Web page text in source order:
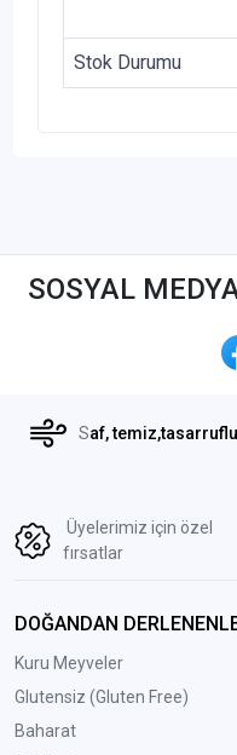
Stok Durumu
SOSYAL
Saf, temiz,tasarruflu
Üyelerimiz için özel
fırsatlar
DOĞANDAN
Kuru Meyveler
Glutensiz (Gluten Free)
Baharat